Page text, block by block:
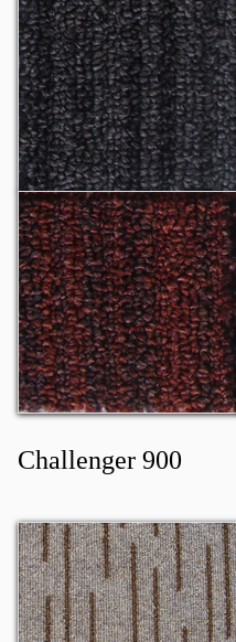
Challenger 1007
Challenger 900
Challenger 901